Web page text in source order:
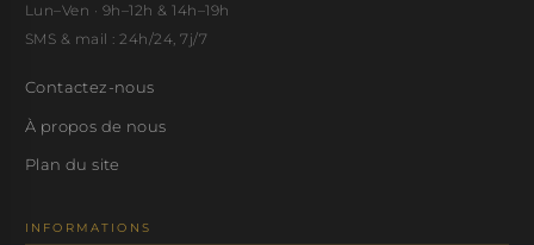
Lun–Ven · 9h–12h & 14h–19h
SMS & mail : 24h/24, 7j/7
Contactez-nous
À propos de nous
Plan du site
INFORMATIONS